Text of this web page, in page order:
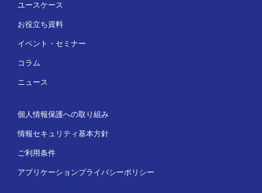
ユースケース
お役立ち資料
イベント・セミナー
コラム
ニュース
個人情報保護への取り組み
情報セキュリティ基本方針
ご利用条件
アプリケーションプライバシーポリシー